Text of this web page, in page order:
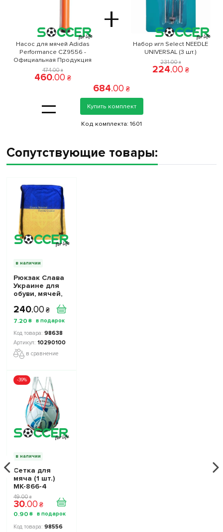
+
Насос для мячей Adidas
Performance CZ9556 -
Официальная Продукция
474.00 ₴
460.00 ₴
Набор игл Select NEEDLE
UNIVERSAL (3 шт.)
231.00 ₴
224.00 ₴
=
684.00 ₴
Купить комплект
Код комплекта:1601
Сопутствующие товары:
в наличии
Рюкзак Слава
Украине для
обуви, мячей,
10290100 цвет:
желто-синий
240.00 ₴
7.20 ₴
98638
10290100
в сравнение
-39%
в наличии
Сетка для
мяча (1 шт.)
МК-866-4
49.00 ₴
30.00 ₴
0.90 ₴
98556